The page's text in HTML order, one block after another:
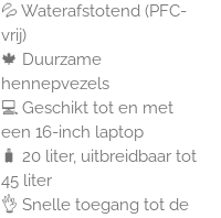
💦 Waterafstotend (PFC-
vrij)
🍁 Duurzame
hennepvezels
💻 Geschikt tot en met
een 16-inch laptop
🧳 20 liter, uitbreidbaar tot
45 liter
👌 Snelle toegang tot de